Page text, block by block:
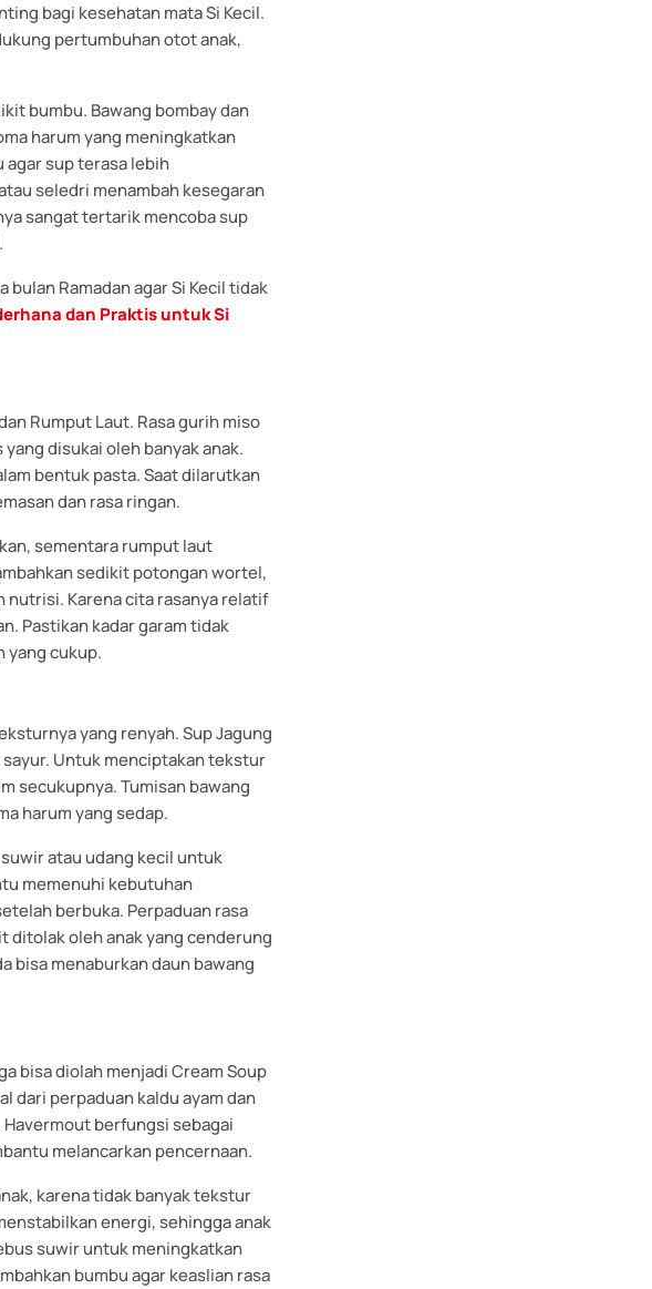
bagi kesehatan mata Si Kecil.
pertumbuhan otot anak,
bumbu. Bawang bombay dan
harum yang meningkatkan
agar sup terasa lebih
seledri menambah kesegaran
sangat tertarik mencoba sup
Ramadan agar Si Kecil tidak
dan Praktis untuk Si
Rumput Laut. Rasa gurih miso
disukai oleh banyak anak.
bentuk pasta. Saat dilarutkan
dan rasa ringan.
sementara rumput laut
sedikit potongan wortel,
nutrisi. Karena cita rasanya relatif
Pastikan kadar garam tidak
yang cukup.
yang renyah. Sup Jagung
sayur. Untuk menciptakan tekstur
secukupnya. Tumisan bawang
harum yang sedap.
atau udang kecil untuk
memenuhi kebutuhan
berbuka. Perpaduan rasa
ditolak oleh anak yang cenderung
bisa menaburkan daun bawang
bisa diolah menjadi Cream Soup
dari perpaduan kaldu ayam dan
berfungsi sebagai
melancarkan pencernaan.
karena tidak banyak tekstur
energi, sehingga anak
suwir untuk meningkatkan
bumbu agar keaslian rasa